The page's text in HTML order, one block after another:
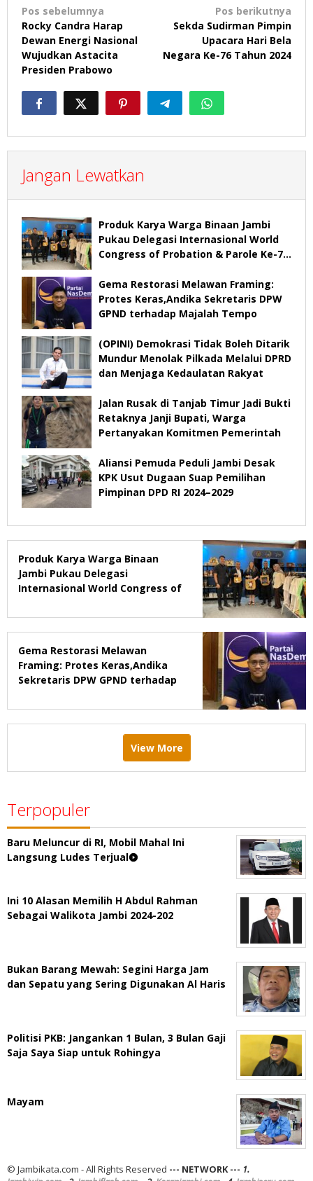
Navigasi
pos
Pos sebelumnya
Rocky Candra Harap
Dewan Energi Nasional
Wujudkan Astacita
Presiden Prabowo
Pos berikutnya
Sekda Sudirman Pimpin
Upacara Hari Bela
Negara Ke-76 Tahun 2024
Jangan Lewatkan
Produk Karya Warga Binaan Jambi
Pukau Delegasi Internasional World
Congress of Probation & Parole Ke-7
Gema Restorasi Melawan Framing:
Protes Keras,Andika Sekretaris DPW
GPND terhadap Majalah Tempo
(OPINI) Demokrasi Tidak Boleh Ditarik
Mundur Menolak Pilkada Melalui DPRD
dan Menjaga Kedaulatan Rakyat
Jalan Rusak di Tanjab Timur Jadi Bukti
Retaknya Janji Bupati, Warga
Pertanyakan Komitmen Pemerintah
Aliansi Pemuda Peduli Jambi Desak
KPK Usut Dugaan Suap Pemilihan
Pimpinan DPD RI 2024–2029
Produk Karya Warga Binaan
Jambi Pukau Delegasi
Internasional World Congress of
2026
Gema Restorasi Melawan
Framing: Protes Keras,Andika
Sekretaris DPW GPND terhadap
View More
Terpopuler
Baru Meluncur di RI, Mobil Mahal Ini
Langsung Ludes Terjual
Ini 10 Alasan Memilih H Abdul Rahman
Sebagai Walikota Jambi 2024-202
Bukan Barang Mewah: Segini Harga Jam
dan Sepatu yang Sering Digunakan Al Haris
Politisi PKB: Jangankan 1 Bulan, 3 Bulan Gaji
Saja Saya Siap untuk Rohingya
Mayam
© Jambikata.com - All Rights Reserved --- NETWORK --- 1.